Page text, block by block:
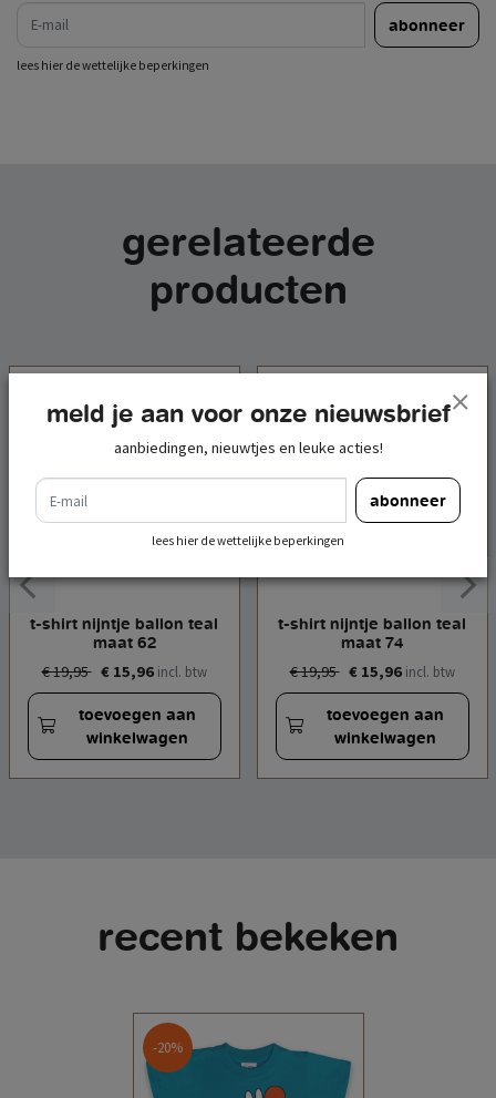
abonneer
lees hier de wettelijke beperkingen
gerelateerde
producten
t-shirt nijntje ballon teal
maat 62
€ 19,95 € 15,96 incl. btw
toevoegen aan
winkelwagen
t-shirt nijntje ballon teal
maat 74
€ 19,95 € 15,96 incl. btw
toevoegen aan
winkelwagen
recent bekeken
-20%
meld je aan voor onze nieuwsbrief
aanbiedingen, nieuwtjes en leuke acties!
e-mail
abonneer
lees hier de wettelijke beperkingen